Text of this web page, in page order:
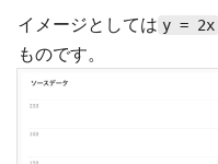
イメージとしては y = 2x
ものです。